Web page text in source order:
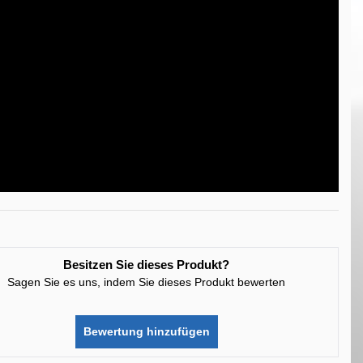
Besitzen Sie dieses Produkt?
Sagen Sie es uns, indem Sie dieses Produkt bewerten
Bewertung hinzufügen